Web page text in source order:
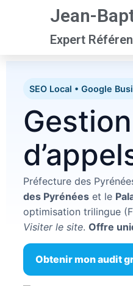
Jean-
Expert
SEO Local • Google
Préfecture des
des Pyrénées et le
optimisation trilingue
Visiter le site. Offre
Obtenir mon audit